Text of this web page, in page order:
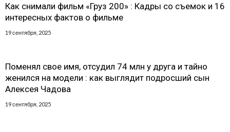
Как снимали фильм «Груз 200» : Кадры со съемок и 16
интересных фактов о фильме
19 сентября, 2025
Поменял свое имя, отсудил 74 млн у друга и тайно
женился на модели : как выглядит подросший сын
Алексея Чадова
19 сентября, 2025